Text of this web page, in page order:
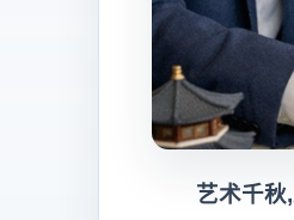
艺术千秋,